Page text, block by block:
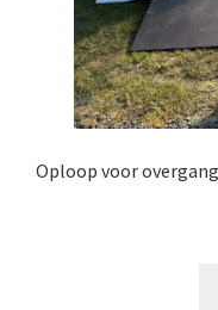
Oploop voor